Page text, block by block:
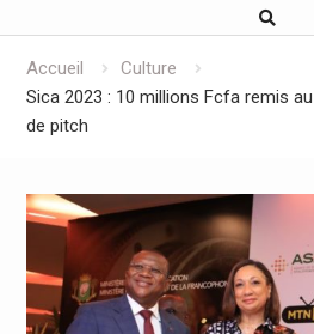
Accueil
Culture
Sica 2023 : 10 millions Fcfa remis
de pitch